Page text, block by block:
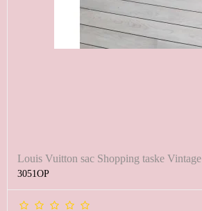
Louis Vuitton sac Shopping taske Vintage
3051OP